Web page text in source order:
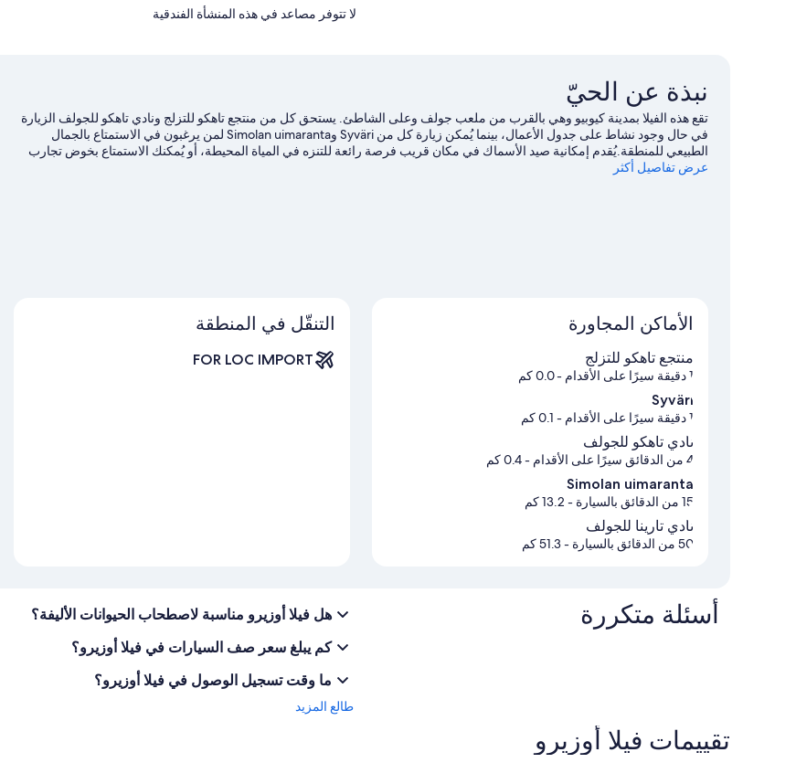
لا تتوفر مصاعد في هذه المنشأة الفندقية
نبذة عن الحيّ
تقع هذه الفيلا بمدينة كيوبيو وهي بالقرب من ملعب جولف وعلى الشاطئ. يستحق كل من منتجع تاهكو للتزلج ونادي تاهكو للجولف الزيارة
في حال وجود نشاط على جدول الأعمال، بينما يُمكن زيارة كل من Syväri وSimolan uimaranta لمن يرغبون في الاستمتاع بالجمال
الطبيعي للمنطقة.يُقدم إمكانية صيد الأسماك في مكان قريب فرصة رائعة للتنزه في المياة المحيطة، أو يُمكنك الاستمتاع بخوض تجارب
مثيرة من خلال مضمار للمشي/ للدراجات، وإمكانية ركوب الخيل في مكان قريب، وإمكانية ركوب الدراجات في مكان قريب
عرض تفاصيل أكثر
الأماكن المجاورة
منتجع تاهكو للتزلج
1 دقيقة سيرًا على الأقدام - 0.0 كم
Syväri
1 دقيقة سيرًا على الأقدام - 0.1 كم
نادي تاهكو للجولف
4 من الدقائق سيرًا على الأقدام - 0.4 كم
Simolan uimaranta
15 من الدقائق بالسيارة - 13.2 كم
نادي تارينا للجولف
50 من الدقائق بالسيارة - 51.3 كم
التنقّل في المنطقة
FOR LOC IMPORT
أسئلة متكررة
هل فيلا أوزيرو مناسبة لاصطحاب الحيوانات الأليفة؟
كم يبلغ سعر صف السيارات في فيلا أوزيرو؟
ما وقت تسجيل الوصول في فيلا أوزيرو؟
طالع المزيد
تقييمات ⁦فيلا أوزيرو⁩